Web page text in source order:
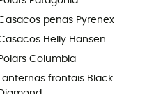
penas Pyrenex
Helly Hansen
Polars Columbia
Lanternas frontais Black